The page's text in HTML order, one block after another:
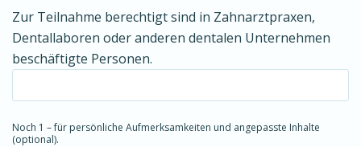
Zur Teilnahme berechtigt sind in Zahnarztpraxen,
Dentallaboren oder anderen dentalen Unternehmen
beschäftigte Personen.
Noch 1 – für persönliche Aufmerksamkeiten und angepasste Inhalte
(optional).